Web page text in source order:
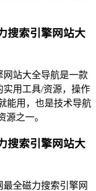
搜索引擎网站大
网站大全导航是一款
用工具/资源，操作
能用，也是技术导航
源之一。
搜索引擎网站大
全磁力搜索引擎网